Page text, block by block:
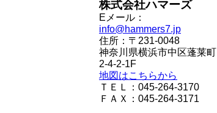
株式会社ハマーズ
Eメール：
info@hammers7.jp
住所：〒231-0048
神奈川県横浜市中区蓬莱町
2-4-2-1F
地図はこちらから
ＴＥＬ：045-264-3170
ＦＡＸ：045-264-3171